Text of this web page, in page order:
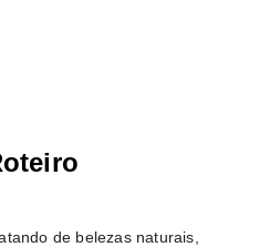
de belezas naturais,